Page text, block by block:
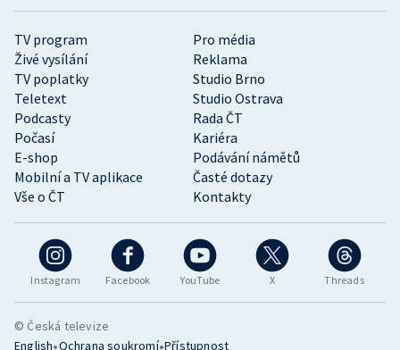
Instagram Facebook YouTube X Threads
TV program
Pro média
Živé vysílání
Reklama
TV poplatky
Studio Brno
Teletext
Studio Ostrava
Podcasty
Rada ČT
Počasí
Kariéra
E-shop
Podávání námětů
Mobilní a TV aplikace
Časté dotazy
Vše o ČT
Kontakty
© Česká televize
English•Ochrana soukromí•Přístupnost